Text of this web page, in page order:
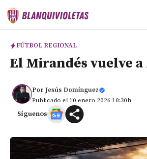
Saltar
FÚTBOL REGIONAL
El Mirandés vuelve
Por Jesús Domínguez
Publicado el 10 enero 2026 10:30h
Síguenos